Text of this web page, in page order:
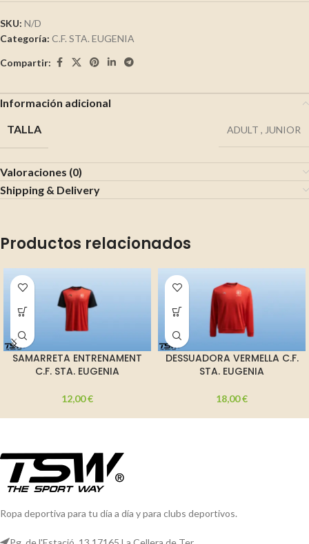
SKU: N/D
Categoría: C.F. STA. EUGENIA
Compartir:
Información adicional
TALLA
ADULT , JUNIOR
Valoraciones (0)
Shipping & Delivery
Productos relacionados
SAMARRETA ENTRENAMENT
C.F. STA. EUGENIA
12,00€
DESSUADORA VERMELLA C.F.
STA. EUGENIA
18,00€
Ropa deportiva para tu día a día y para clubs deportivos.